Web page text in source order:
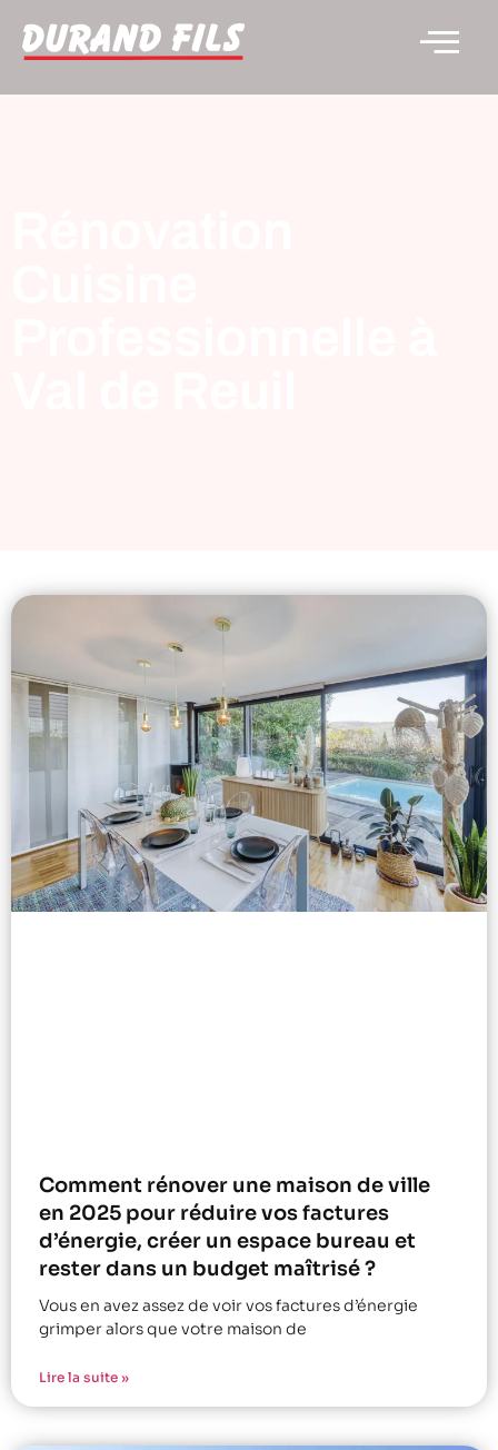
Comment rénover une maison de ville
en 2025 pour réduire vos factures
d’énergie, créer un espace bureau et
rester dans un budget maîtrisé ?
Vous en avez assez de voir vos factures d’énergie
grimper alors que votre maison de
Lire la suite »